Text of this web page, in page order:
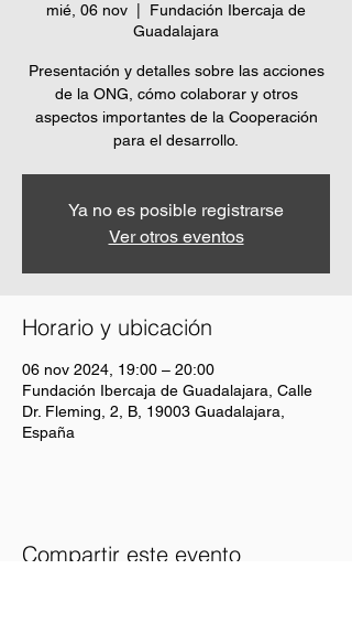
mié, 06 nov
Fundación Ibercaja de
Guadalajara
Presentación y detalles sobre las acciones
de la ONG, cómo colaborar y otros
aspectos importantes de la Cooperación
para el desarrollo.
Ya no es posible registrarse
Ver otros eventos
Horario y ubicación
06 nov 2024, 19:00 – 20:00
Fundación Ibercaja de Guadalajara, Calle
Dr. Fleming, 2, B, 19003 Guadalajara,
España
Compartir este evento